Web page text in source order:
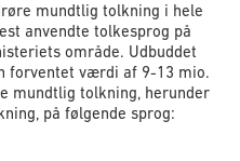
mundtlig tolkning i hele
anvendte tolkesprog på
område. Udbuddet
forventet værdi af 9-13 mio.
mundtlig tolkning, herunder
på følgende sprog: